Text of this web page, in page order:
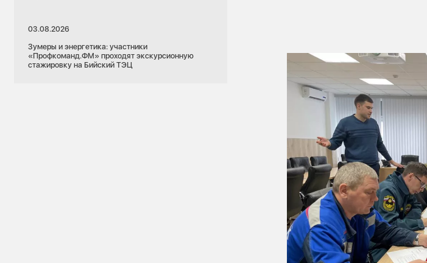
03.08.2026
Зумеры и энергетика: участники
«Профкоманд.ФМ» проходят экскурсионную
стажировку на Бийский ТЭЦ